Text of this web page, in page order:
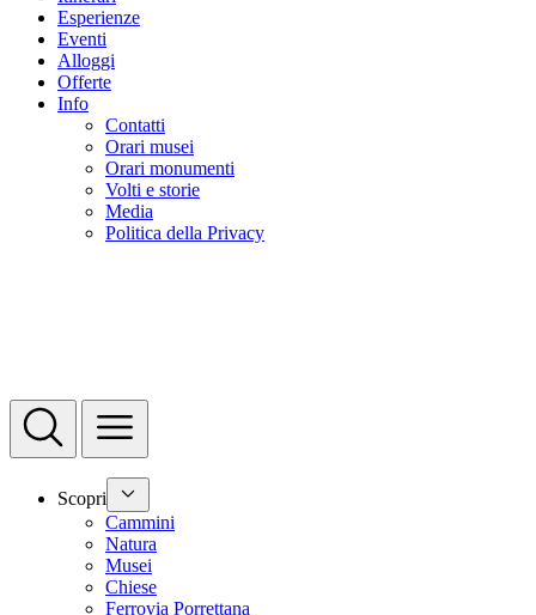
Esperienze
Eventi
Alloggi
Offerte
Info
Contatti
Orari musei
Orari monumenti
Volti e storie
Media
Politica della Privacy
Scopri
Cammini
Natura
Musei
Chiese
Ferrovia Porrettana